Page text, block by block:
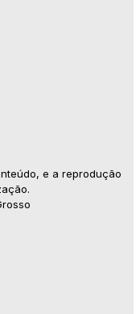
e a reprodução